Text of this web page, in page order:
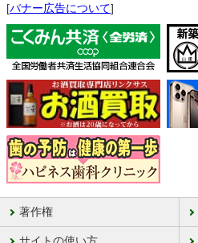
[バナー広告について]
著作権